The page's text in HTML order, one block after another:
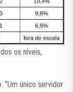
os níveis,
“Um único servidor